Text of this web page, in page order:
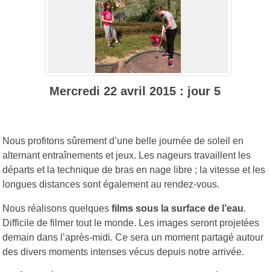
Mercredi 22 avril 2015 : jour 5
Nous profitons sûrement d’une belle journée de soleil en
alternant entraînements et jeux. Les nageurs travaillent les
départs et la technique de bras en nage libre ; la vitesse et les
longues distances sont également au rendez-vous.
Nous réalisons quelques films sous la surface de l’eau.
Difficile de filmer tout le monde. Les images seront projetées
demain dans l’après-midi. Ce sera un moment partagé autour
des divers moments intenses vécus depuis notre arrivée.